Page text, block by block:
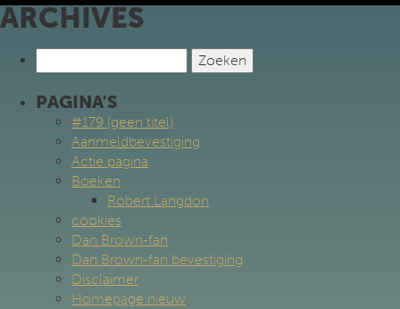
ARCHIVES
naar:
PAGINA'S
#179 (geen titel)
Aanmeldbevestiging
Actie pagina
Boeken
Robert Langdon
cookies
Dan Brown-fan
Dan Brown-fan bevestiging
Disclaimer
Homepage nieuw